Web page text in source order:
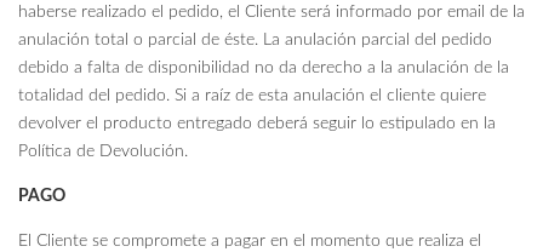
haberse realizado el pedido, el Cliente será informado por email de la
anulación total o parcial de éste. La anulación parcial del pedido
debido a falta de disponibilidad no da derecho a la anulación de la
totalidad del pedido. Si a raíz de esta anulación el cliente quiere
devolver el producto entregado deberá seguir lo estipulado en la
Política de Devolución.
PAGO
El Cliente se compromete a pagar en el momento que realiza el